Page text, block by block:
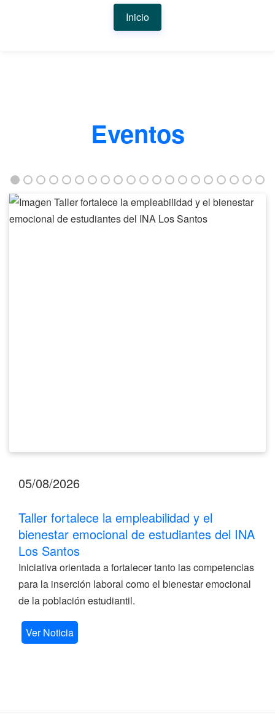
Inicio
Eventos
Taller
fortalece
05/08/2026
Taller fortalece la empleabilidad y el
bienestar emocional de estudiantes del INA
Los Santos
Iniciativa orientada a fortalecer tanto las competencias
para la inserción laboral como el bienestar emocional
de la población estudiantil.
Ver Noticia